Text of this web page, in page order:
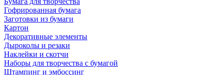
Гофрированная бумага
Заготовки из бумаги
Картон
Декоративные элементы
Дыроколы и резаки
Наклейки и скотчи
Наборы для творчества с бумагой
Штампинг и эмбоссинг